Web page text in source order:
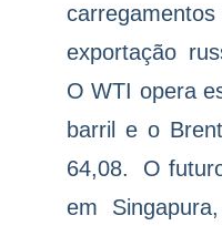
exportação
O WTI opera
barril e o
64,08.
O
em